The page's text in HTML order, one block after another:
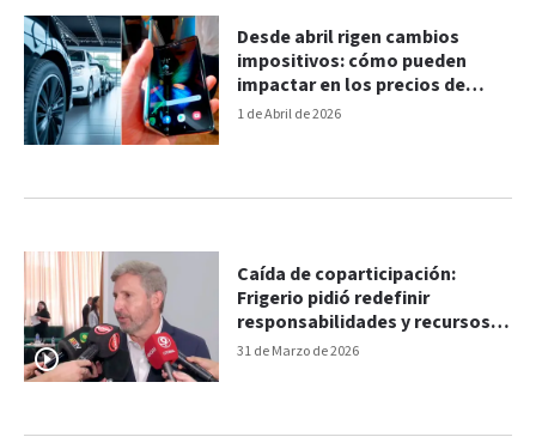
1 de Abril de 2026
Desde abril rigen cambios
impositivos: cómo pueden
impactar en los precios de
autos y celulares
31 de Marzo de 2026
Caída de coparticipación:
Frigerio pidió redefinir
responsabilidades y recursos
de los gobiernos locales